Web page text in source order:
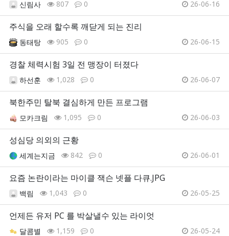
신림사 807 0 26-06-16
주식을 오래 할수록 깨닫게 되는 진리
동태탕 905 0 26-06-15
경찰 체력시험 3일 전 맹장이 터졌다
하선훈 1,028 0 26-06-07
북한주민 탈북 결심하게 만든 프로그램
모카크림 1,095 0 26-06-03
성심당 의외의 근황
세계는지금 842 0 26-06-01
요즘 논란이라는 마이클 잭슨 넷플 다큐.JPG
백림 1,043 0 26-05-25
언제든 유저 PC 를 박살낼수 있는 라이엇
달콤별 1,159 0 26-05-24